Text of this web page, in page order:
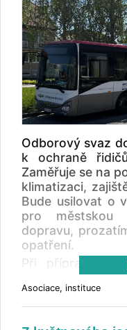
Odborový svaz
k ochraně
Zaměřuje se na
klimatizaci,
Bude usilovat o
pro městskou
dopravu,
opatření.
Při přípravě
zkušeností
mezi
zájezdové i
Asociace, instituce